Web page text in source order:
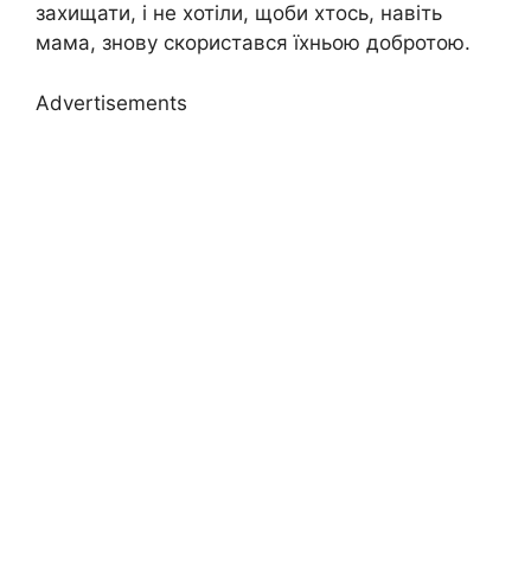
захищати, і не хотіли, щоби хтось, навіть
мама, знову скористався їхньою добротою.
Advertisements